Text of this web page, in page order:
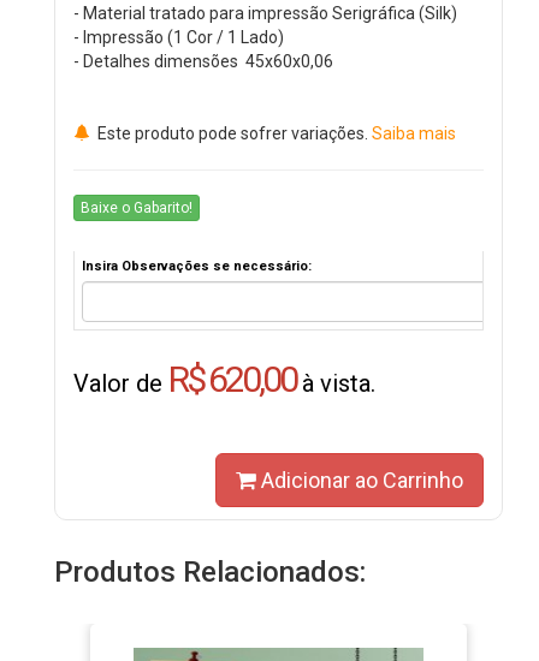
- Material tratado para impressão Serigráfica (Silk)
- Impressão (1 Cor / 1 Lado)
- Detalhes dimensões 45x60x0,06
Este produto pode sofrer variações. Saiba mais
Baixe o Gabarito!
Insira Observações se necessário:
Valor de R$ 620,00à vista.
Adicionar ao Carrinho
Produtos Relacionados: